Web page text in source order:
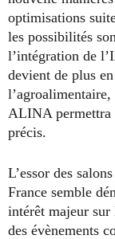
optimisations
les possibilités
l’intégration de
devient de plus
ALINA permettra
précis.
L’essor des
France semble
intérêt majeur sur
des évènements